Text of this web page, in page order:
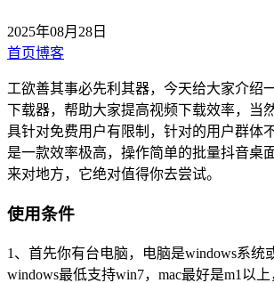
2025年08月28日
首页博客
工欲善其事必先利其器，今天给大家介绍
下载器，帮助大家提高视频下载效率，当
具针对免费用户有限制，针对的用户群体
是一款效率极高，操作简单的批量抖音桌
来对地方，它绝对值得你去尝试。
使用条件
1、首先你有台电脑，电脑是windows系统
windows最低支持win7，mac最好是m1以